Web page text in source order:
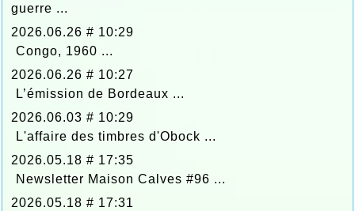
guerre ...
2026.06.26 # 10:29
Congo, 1960 ...
2026.06.26 # 10:27
L’émission de Bordeaux ...
2026.06.03 # 10:29
L'affaire des timbres d'Obock ...
2026.05.18 # 17:35
Newsletter Maison Calves #96 ...
2026.05.18 # 17:31